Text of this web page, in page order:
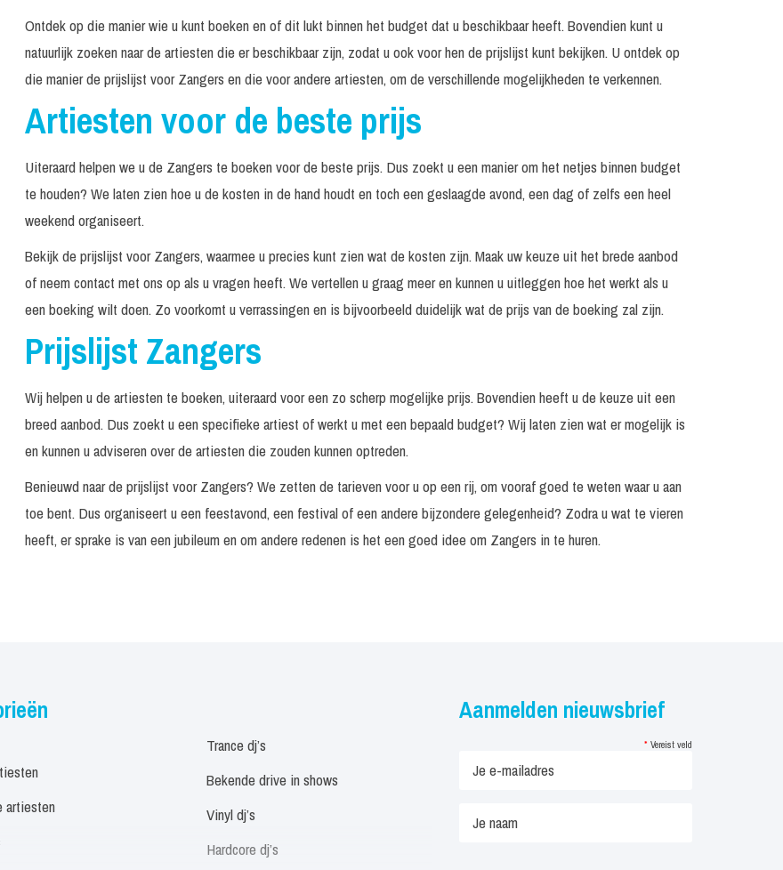
Bennie Beenham 60 minuten Exclusief techniek aanvraag
Prijs op
3 x 40
Bennie Wies 20 minuten Incl. monitorset € 1.395, -
Big Benny
Bjorn van Berkel 30 minuten Excl. techniek / geluid Prijs op
aanvraag
Bruno und Freunde
Captain Kinkelbaum In overleg Incl. geluid tot 200
personen
Prijs op
aanvraag
30 minuten
Chicco
1.750, -
Tot 31 augustus 2026 Tape optreden
30 minuten Incl. monitorset
Danny de Munk Vanaf €
4.950, -
Incl. monitorset
Ontdek op die manier wie u kunt boeken en of dit lukt binnen het budget dat u beschikbaar heeft. Bovendien kunt u
natuurlijk zoeken naar de artiesten die er beschikbaar zijn, zodat u ook voor hen de prijslijst kunt bekijken. U ontdek op
die manier de prijslijst voor Zangers en die voor andere artiesten, om de verschillende mogelijkheden te verkennen.
Artiesten voor de beste prijs
Uiteraard helpen we u de Zangers te boeken voor de beste prijs. Dus zoekt u een manier om het netjes binnen budget
te houden? We laten zien hoe u de kosten in de hand houdt en toch een geslaagde avond, een dag of zelfs een heel
weekend organiseert.
Bekijk de prijslijst voor Zangers, waarmee u precies kunt zien wat de kosten zijn. Maak uw keuze uit het brede aanbod
of neem contact met ons op als u vragen heeft. We vertellen u graag meer en kunnen u uitleggen hoe het werkt als u
een boeking wilt doen. Zo voorkomt u verrassingen en is bijvoorbeeld duidelijk wat de prijs van de boeking zal zijn.
Prijslijst Zangers
Wij helpen u de artiesten te boeken, uiteraard voor een zo scherp mogelijke prijs. Bovendien heeft u de keuze uit een
breed aanbod. Dus zoekt u een specifieke artiest of werkt u met een bepaald budget? Wij laten zien wat er mogelijk is
en kunnen u adviseren over de artiesten die zouden kunnen optreden.
Benieuwd naar de prijslijst voor Zangers? We zetten de tarieven voor u op een rij, om vooraf goed te weten waar u aan
toe bent. Dus organiseert u een feestavond, een festival of een andere bijzondere gelegenheid? Zodra u wat te vieren
heeft, er sprake is van een jubileum en om andere redenen is het een goed idee om Zangers in te huren.
artiesten
Trance dj’s
Bekende drive in shows
Vinyl dj’s
Hardcore dj’s
Aanmelden nieuwsbrief
* Vereist veld